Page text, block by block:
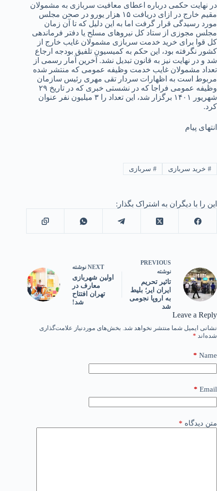
در نهایت حکمی درباره اعطای معافیت سربازی به مشمولان
مقیم خارج در ازای دریافت ۱۵ هزار یورو در صحن مجلس
مورد رسیدگی قرار گرفت اما به این دلیل که تا آن زمان
مجلس مجوزی از ستاد کل نیروهای مسلح یا دفتر فرماندهی
کل قوا برای خرید خدمت سربازی مشمولان غایب خارج از
کشور نگرفته بود، این حکم به کمیسیون تلفیق بودجه ارجاع
شد و در نهایت نیز به قانون تبدیل نشد. آخرین آمار رسمی از
تعداد مشمولان غایب خدمت وظیفه عمومی که منتشر شده
مربوط است به اظهارات سردار تقی مهری رئیس سازمان
وظیفه عمومی فراجا که در نشستی خبری که در تاریخ ۲۹
شهریور ۱۴۰۱ برگزار شد، این تعداد را ۳ میلیون نفر عنوان
کرد.
انتهای پیام
#خرید سربازی #سربازی
این را با دیگران به اشتراک بگذار:
PREVIOUS
نوشته
تاثیر تحریم
ایران‌ ایر؛ بلیط
به اروپا نجومی
شد
NEXT نوشته
اولین شهربازی
معارف در
تهران افتتاح
شد!
Leave a Reply
نشانی ایمیل شما منتشر نخواهد شد. بخش‌های موردنیاز علامت‌گذاری
شده‌اند *
Name
*
Email
*
متن دیدگاه *